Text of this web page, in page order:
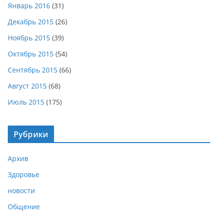
Январь 2016 (31)
Декабрь 2015 (26)
Ноябрь 2015 (39)
Октябрь 2015 (54)
Сентябрь 2015 (66)
Август 2015 (68)
Июль 2015 (175)
Рубрики
Архив
Здоровье
новости
Общение